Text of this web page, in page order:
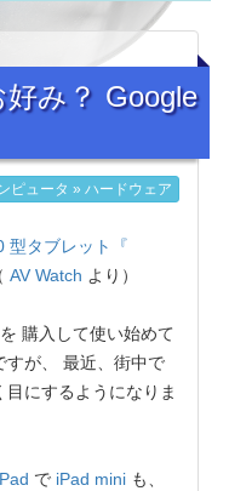
み？ Google
ピュータ » ハードウェア
型タブレット『
AV Watch より）
を 購入して使い始めて
すが、 最近、街中で
にするようになりま
で iPad mini も、